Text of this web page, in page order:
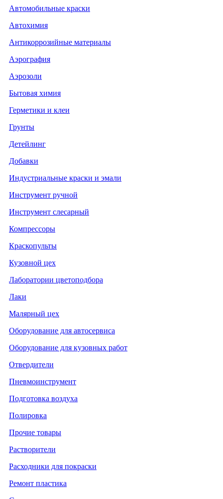
Автомобильные краски
Автохимия
Антикоррозийные материалы
Аэрография
Аэрозоли
Бытовая химия
Герметики и клеи
Грунты
Детейлинг
Добавки
Индустриальные краски и эмали
Инструмент ручной
Инструмент слесарный
Компрессоры
Краскопульты
Кузовной цех
Лаборатории цветоподбора
Лаки
Малярный цех
Оборудование для автосервиса
Оборудование для кузовных работ
Отвердители
Пневмоинструмент
Подготовка воздуха
Полировка
Прочие товары
Растворители
Расходники для покраски
Ремонт пластика